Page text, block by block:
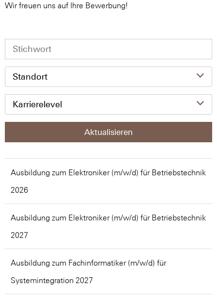
Wir freuen uns auf Ihre Bewerbung!
Standort
Karrierelevel
Aktualisieren
Ausbildung zum Elektroniker (m/w/d) für Betriebstechnik
2026
Ausbildung zum Elektroniker (m/w/d) für Betriebstechnik
2027
Ausbildung zum Fachinformatiker (m/w/d) für
Systemintegration 2027